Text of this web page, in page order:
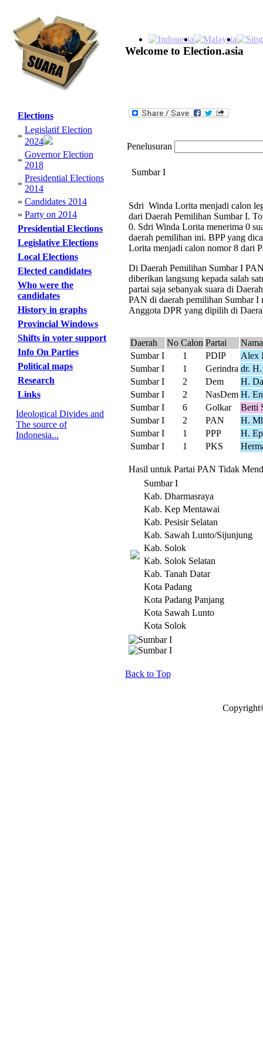
Welcome to Election.asia
Elections
»
Legislatif Election
2024
»
Governor Election
2018
»
Presidential Elections
2014
» Candidates 2014
» Party on 2014
Presidential Elections
Legislative Elections
Local Elections
Elected candidates
Who were the
candidates
History in graphs
Provincial Windows
Shifts in voter support
Info On Parties
Political maps
Research
Links
Ideological Divides and
The source of
Indonesia...
Penelusuran
Sumbar I
Sdri Winda Lorita menjadi calon
dari Daerah Pemilihan Sumbar I.
0. Sdri Winda Lorita menerima 0
daerah pemilihan ini. BPP yang
Lorita menjadi calon nomor 8 dari
Di Daerah Pemilihan Sumbar I
diberikan langsung kepada salah
partai saja sebanyak suara di
PAN di daerah pemilihan Sumbar I
Anggota DPR yang dipilih di
Daerah No Calon Partai
Sumbar I
1 PDIP
Alex
Sumbar I
1 Gerindra dr.
Sumbar I
2 Dem
H.
Sumbar I
2 NasDem H.
Sumbar I
6 Golkar
Betti
Sumbar I
2 PAN
H.
Sumbar I
1 PPP
H.
Sumbar I
1 PKS
Hasil untuk Partai PAN Tidak
Sumbar I
Kab. Dharmasraya
Kab. Kep Mentawai
Kab. Pesisir Selatan
Kab. Sawah Lunto/Sijunjung
Kab. Solok
Kab. Solok Selatan
Kab. Tanah Datar
Kota Padang
Kota Padang Panjang
Kota Sawah Lunto
Kota Solok
Back to Top